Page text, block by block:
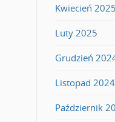
Kwiecień 2025
Luty 2025
Grudzień
Listopad 2024
Październik